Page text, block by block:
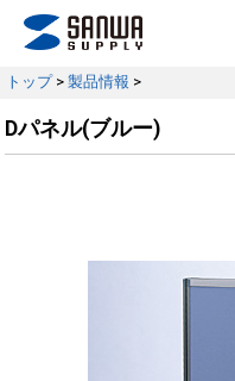
トップ> 製品情報 >
Dパネル(ブルー)